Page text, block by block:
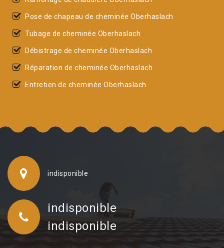
Pose de chapeau de cheminée Oberhaslach
Tubage de cheminée Oberhaslach
Débistrage de cheminée Oberhaslach
Réparation de cheminée Oberhaslach
Entretien de cheminée Oberhaslach
indisponible
indisponible
indisponible